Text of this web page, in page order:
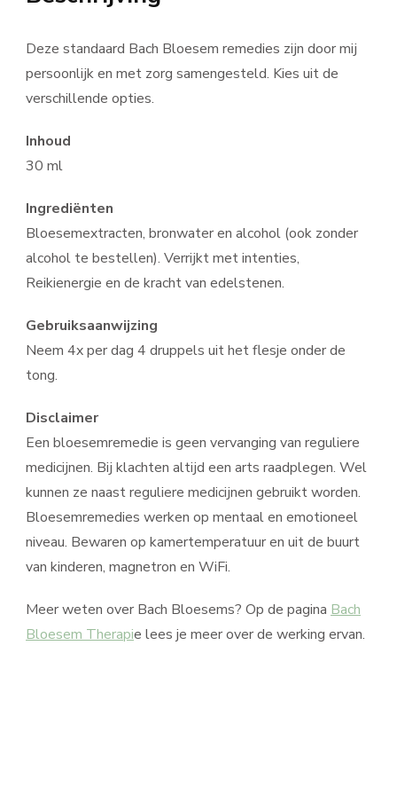
Deze standaard Bach Bloesem remedies zijn door mij
persoonlijk en met zorg samengesteld. Kies uit de
verschillende opties.
Inhoud
30 ml
Ingrediënten
Bloesemextracten, bronwater en alcohol (ook zonder
alcohol te bestellen). Verrijkt met intenties,
Reikienergie en de kracht van edelstenen.
Gebruiksaanwijzing
Neem 4x per dag 4 druppels uit het flesje onder de
tong.
Disclaimer
Een bloesemremedie is geen vervanging van reguliere
medicijnen. Bij klachten altijd een arts raadplegen. Wel
kunnen ze naast reguliere medicijnen gebruikt worden.
Bloesemremedies werken op mentaal en emotioneel
niveau. Bewaren op kamertemperatuur en uit de buurt
van kinderen, magnetron en WiFi.
Meer weten over Bach Bloesems? Op de pagina Bach
Bloesem Therapie lees je meer over de werking ervan.